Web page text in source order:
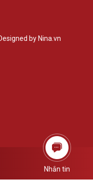
by Nina.vn
Nhắn tin